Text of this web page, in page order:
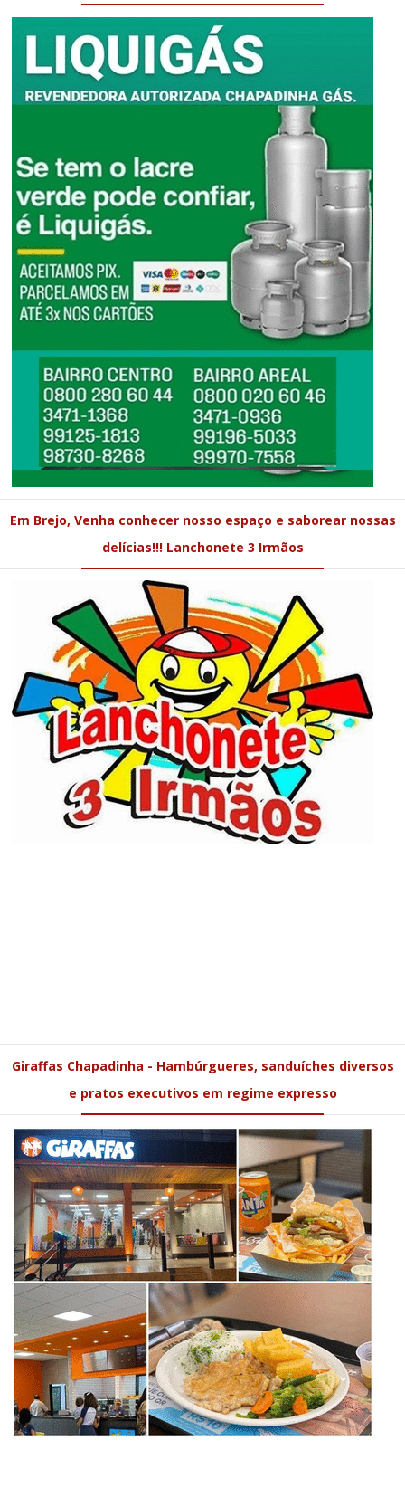
Em Brejo, Venha conhecer nosso espaço e saborear nossas
delícias!!! Lanchonete 3 Irmãos
Giraffas Chapadinha - Hambúrgueres, sanduíches diversos
e pratos executivos em regime expresso